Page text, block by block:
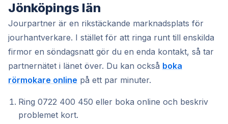
Jönköpings län
Jourpartner är en rikstäckande marknadsplats för
jourhantverkare. I stället för att ringa runt till enskilda
firmor en söndagsnatt gör du en enda kontakt, så tar
partnernätet i länet över. Du kan också boka
rörmokare online på ett par minuter.
Ring 0722 400 450 eller boka online och beskriv
problemet kort.